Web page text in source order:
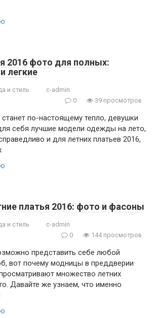
2016 фото для полных:
легкие
и стиль
c-admin
0
39 просмотров
по-настоящему тепло, девушки
себя лучшие модели одежды на лето,
и для летних платьев 2016,
платья 2016: фото и фасоны
и стиль
c-admin
0
144 просмотров
представить себе любой
вот почему модницы в преддверии
множество летних
Давайте же узнаем, что именно